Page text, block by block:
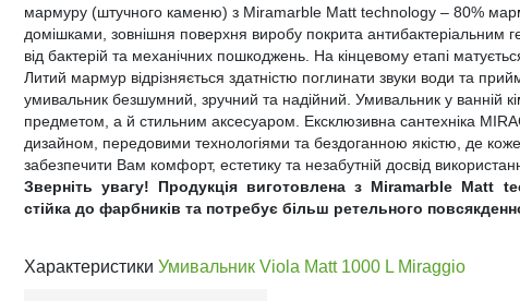
мармуру (штучного каменю) з Miramarble Matt technology – 80%
домішками, зовнішня поверхня виробу покрита антибактеріальним
від бактерій та механічних пошкоджень. На кінцевому етапі
Литий мармур відрізняється здатністю поглинати звуки води та
умивальник безшумний, зручний та надійний. Умивальник у ванній
предметом, а й стильним аксесуаром. Ексклюзивна сантехніка
дизайном, передовими технологіями та бездоганною якістю, де
забезпечити Вам комфорт, естетику та незабутній досвід
Зверніть увагу! Продукція виготовлена з Miramarble Matt
стійка до фарбників та потребує більш ретельного
Характеристики Умивальник Viola Matt 1000 L Miraggio